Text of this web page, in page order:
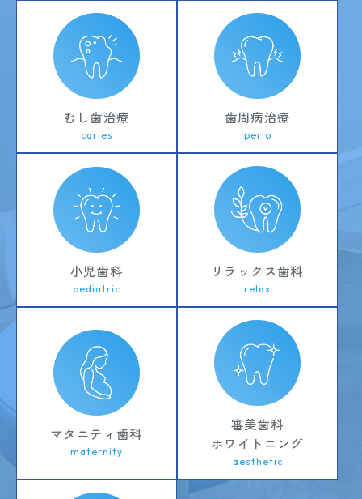
むし歯治療
caries
歯周病治療
perio
小児歯科
pediatric
リラックス歯科
relax
マタニティ歯科
maternity
審美歯科
ホワイトニング
aesthetic